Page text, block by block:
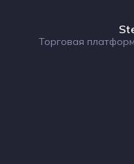
Торговая